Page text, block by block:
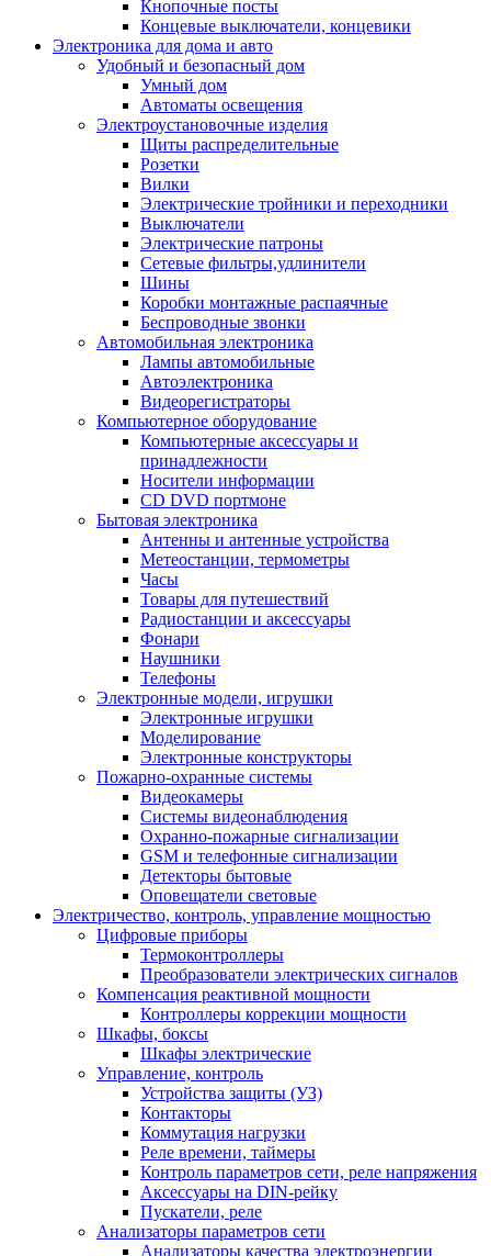
Кнопочные посты
Концевые выключатели, концевики
Электроника для дома и авто
Удобный и безопасный дом
Умный дом
Автоматы освещения
Электроустановочные изделия
Щиты распределительные
Розетки
Вилки
Электрические тройники и переходники
Выключатели
Электрические патроны
Сетевые фильтры,удлинители
Шины
Коробки монтажные распаячные
Беспроводные звонки
Автомобильная электроника
Лампы автомобильные
Автоэлектроника
Видеорегистраторы
Компьютерное оборудование
Компьютерные аксессуары и
принадлежности
Носители информации
CD DVD портмоне
Бытовая электроника
Антенны и антенные устройства
Метеостанции, термометры
Часы
Товары для путешествий
Радиостанции и аксессуары
Фонари
Наушники
Телефоны
Электронные модели, игрушки
Электронные игрушки
Моделирование
Электронные конструкторы
Пожарно-охранные системы
Видеокамеры
Системы видеонаблюдения
Охранно-пожарные сигнализации
GSM и телефонные сигнализации
Детекторы бытовые
Оповещатели световые
Электричество, контроль, управление мощностью
Цифровые приборы
Термоконтроллеры
Преобразователи электрических сигналов
Компенсация реактивной мощности
Контроллеры коррекции мощности
Шкафы, боксы
Шкафы электрические
Управление, контроль
Устройства защиты (УЗ)
Контакторы
Коммутация нагрузки
Реле времени, таймеры
Контроль параметров сети, реле напряжения
Аксессуары на DIN-рейку
Пускатели, реле
Анализаторы параметров сети
Анализаторы качества электроэнергии